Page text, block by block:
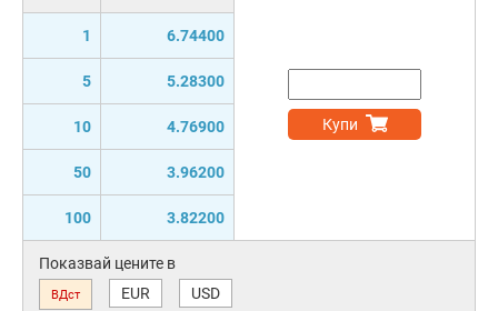
1 6.74400
5 5.28300
10 4.76900
50 3.96200
100 3.82200
Купи
Показвай цените в
ВДст EUR USD